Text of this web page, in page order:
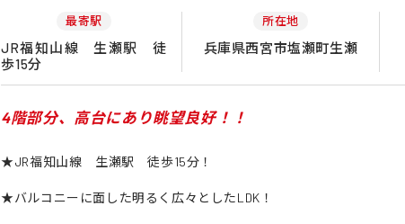
最寄駅
JR福知山線 生瀬駅 徒
歩15分
所在地
兵庫県西宮市塩瀬町生瀬
4階部分、高台にあり眺望良好！！
★JR福知山線 生瀬駅 徒歩15分！
★バルコニーに面した明るく広々としたLDK！